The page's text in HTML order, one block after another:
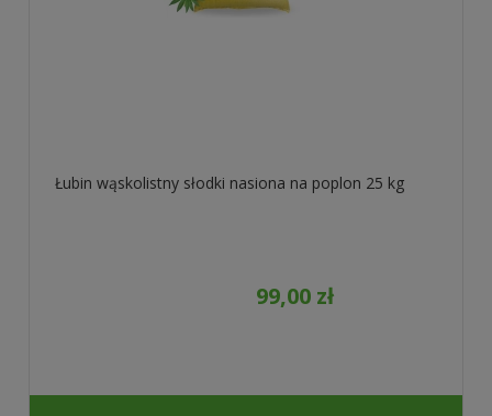
Łubin wąskolistny słodki nasiona na poplon 25 kg
99,00 zł